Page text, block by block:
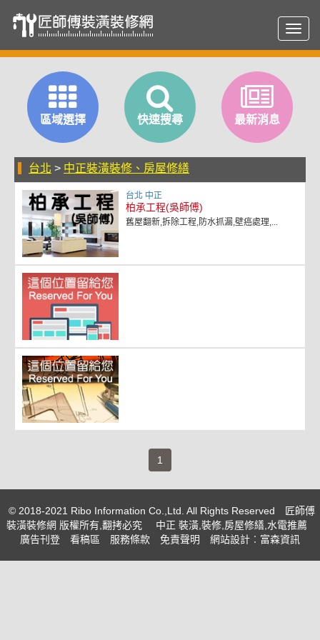
區域選擇 快速搜尋 最新消息
台北 > 中正裝潢裝修、房屋修繕
台北 中正
柏承工程(吳師傅)
舊屋翻新,拆除工程,防水抓漏,壁癌處理,...
1
© 2018-2021 Ribo Information Co.,Ltd. All Rights Reserved
匠師傅
裝潢裝修網 版權所有,翻拷必究
中正 裝潢,裝修,房屋修繕,水電推薦
廣告刊登
看稿區 服務條款 免責聲明 網站設計 ︰富森資訊